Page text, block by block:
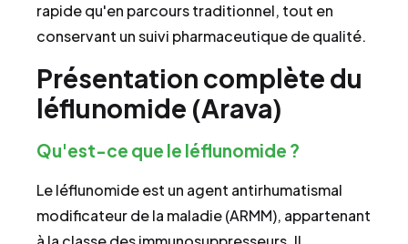
rapide qu'en parcours traditionnel, tout en
conservant un suivi pharmaceutique de qualité.
Présentation complète du
léflunomide (Arava)
Qu'est-ce que le léflunomide ?
Le léflunomide est un agent antirhumatismal
modificateur de la maladie (ARMM), appartenant